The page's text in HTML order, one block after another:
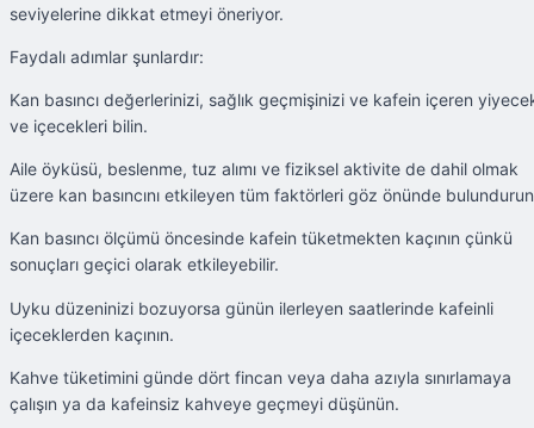
seviyelerine dikkat etmeyi öneriyor.
Faydalı adımlar şunlardır:
Kan basıncı değerlerinizi, sağlık geçmişinizi ve kafein içeren
ve içecekleri bilin.
Aile öyküsü, beslenme, tuz alımı ve fiziksel aktivite de dahil olmak
üzere kan basıncını etkileyen tüm faktörleri göz önünde
Kan basıncı ölçümü öncesinde kafein tüketmekten kaçının çünkü
sonuçları geçici olarak etkileyebilir.
Uyku düzeninizi bozuyorsa günün ilerleyen saatlerinde kafeinli
içeceklerden kaçının.
Kahve tüketimini günde dört fincan veya daha azıyla sınırlamaya
çalışın ya da kafeinsiz kahveye geçmeyi düşünün.